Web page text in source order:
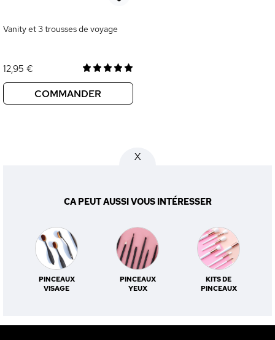
Vanity et 3 trousses de voyage
12,95 €
COMMANDER
X
CA PEUT AUSSI VOUS INTÉRESSER
PINCEAUX
VISAGE
PINCEAUX
YEUX
KITS DE
PINCEAUX